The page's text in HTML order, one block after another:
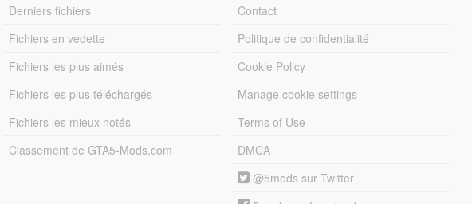
Derniers fichiers
Fichiers en vedette
Fichiers les plus aimés
Fichiers les plus téléchargés
Fichiers les mieux notés
Classement de GTA5-Mods.com
Contact
Politique de confidentialité
Cookie Policy
Manage cookie settings
Terms of Use
DMCA
@5mods sur Twitter